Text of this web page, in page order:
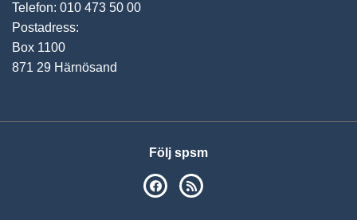
Telefon: 010 473 50 00
Postadress:
Box 1100
871 29 Härnösand
Följ spsm
SPSM på Facebook